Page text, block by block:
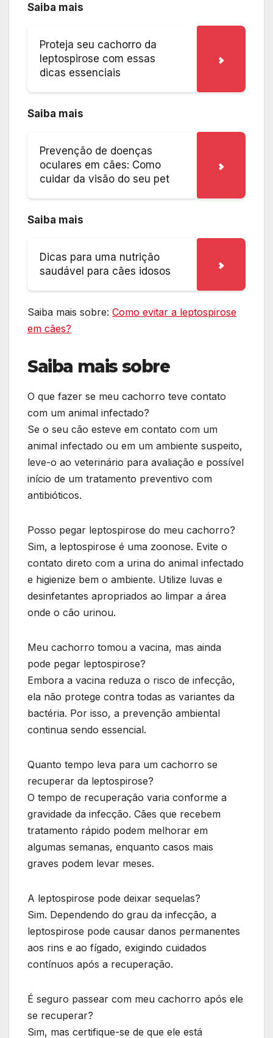
Saiba mais
Proteja seu cachorro da
leptospirose com essas
dicas essenciais
Saiba mais
Prevenção de doenças
oculares em cães: Como
cuidar da visão do seu pet
Saiba mais
Dicas para uma nutrição
saudável para cães idosos
Saiba mais sobre: Como evitar a leptospirose
em cães?
Saiba mais sobre
O que fazer se meu cachorro teve contato
com um animal infectado?
Se o seu cão esteve em contato com um
animal infectado ou em um ambiente suspeito,
leve-o ao veterinário para avaliação e possível
início de um tratamento preventivo com
antibióticos.
Posso pegar leptospirose do meu cachorro?
Sim, a leptospirose é uma zoonose. Evite o
contato direto com a urina do animal infectado
e higienize bem o ambiente. Utilize luvas e
desinfetantes apropriados ao limpar a área
onde o cão urinou.
Meu cachorro tomou a vacina, mas ainda
pode pegar leptospirose?
Embora a vacina reduza o risco de infecção,
ela não protege contra todas as variantes da
bactéria. Por isso, a prevenção ambiental
continua sendo essencial.
Quanto tempo leva para um cachorro se
recuperar da leptospirose?
O tempo de recuperação varia conforme a
gravidade da infecção. Cães que recebem
tratamento rápido podem melhorar em
algumas semanas, enquanto casos mais
graves podem levar meses.
A leptospirose pode deixar sequelas?
Sim. Dependendo do grau da infecção, a
leptospirose pode causar danos permanentes
aos rins e ao fígado, exigindo cuidados
contínuos após a recuperação.
É seguro passear com meu cachorro após ele
se recuperar?
Sim, mas certifique-se de que ele está